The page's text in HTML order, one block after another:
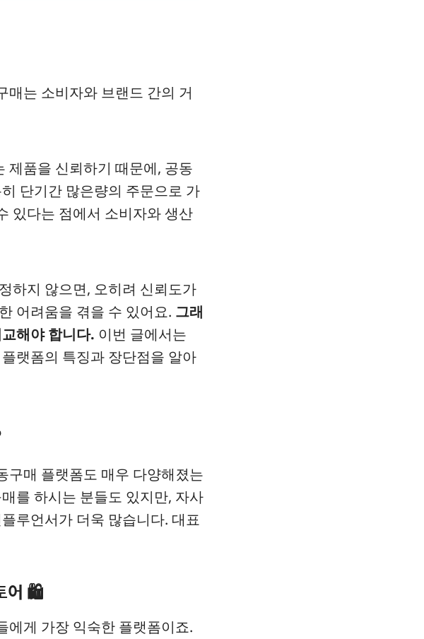
매는 소비자와 브랜드 간의 거
제품을 신뢰하기 때문에, 공동
단기간 많은량의 주문으로 가
있다는 점에서 소비자와 생산
하지 않으면, 오히려 신뢰도가
어려움을 겪을 수 있어요. 그래
해야 합니다. 이번 글에서는
랫폼의 특징과 장단점을 알아
구매 플랫폼도 매우 다양해졌는
를 하시는 분들도 있지만, 자사
루언서가 더욱 많습니다. 대표
어 🛍️
에게 가장 익숙한 플랫폼이죠.